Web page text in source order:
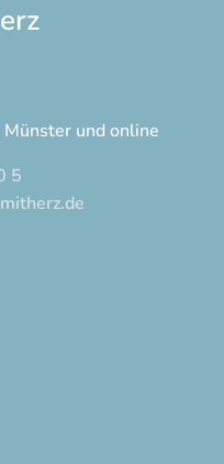
und online
5